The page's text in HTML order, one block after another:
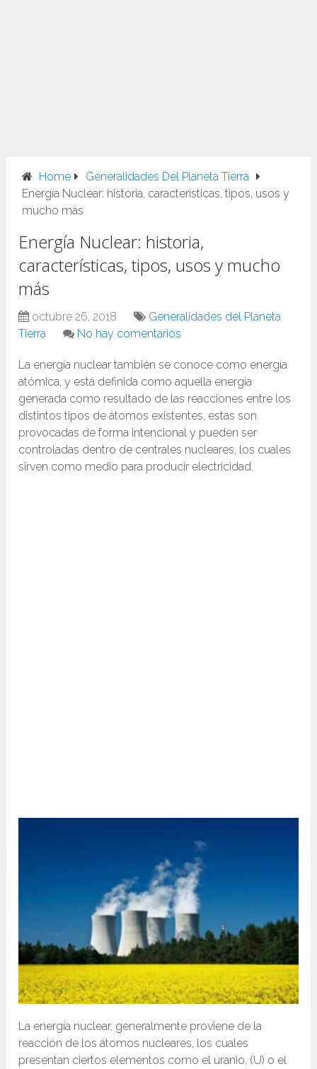
Home
Generalidades Del Planeta Tierra
Energía Nuclear: historia, características, tipos, usos y
mucho más
Energía Nuclear: historia,
características, tipos, usos y mucho
más
octubre 26, 2018
Generalidades del Planeta
Tierra
No hay comentarios
La energía nuclear también se conoce como energía
atómica, y está definida como aquella energía
generada como resultado de las reacciones entre los
distintos tipos de átomos existentes, estas son
provocadas de forma intencional y pueden ser
controladas dentro de centrales nucleares, los cuales
sirven como medio para producir electricidad.
La energía nuclear, generalmente proviene de la
reacción de los átomos nucleares, los cuales
presentan ciertos elementos como el uranio, (U) o el